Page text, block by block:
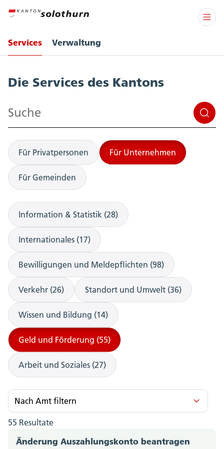
Services Verwaltung
Die Services des Kantons
Suchen
Für Privatpersonen Für Unternehmen
Für Gemeinden
Information & Statistik (28)
Internationales (17)
Bewilligungen und Meldepflichten (98)
Verkehr (26) Standort und Umwelt (36)
Wissen und Bildung (14)
Geld und Förderung (55)
Arbeit und Soziales (27)
Nach Amt filtern
Amt für Berufsbildung, Mittel- und Hochschulen
(2)
55 Resultate
Änderung Auszahlungskonto beantragen